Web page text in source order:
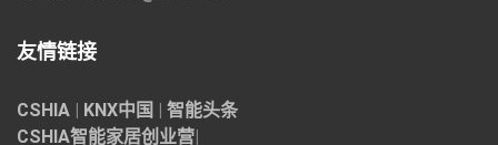
友情链接
CSHIA KNX中国
智能头条
CSHIA智能家居创业营